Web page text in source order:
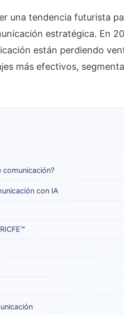
una tendencia futurista
estratégica. En
están perdiendo
más efectivos,
comunicación?
con IA